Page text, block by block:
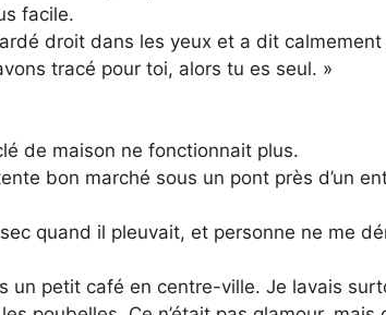
facile.
droit dans les yeux et a dit calmement
tracé pour toi, alors tu es seul. »
de maison ne fonctionnait plus.
bon marché sous un pont près d’un
quand il pleuvait, et personne ne me
un petit café en centre-ville. Je lavais